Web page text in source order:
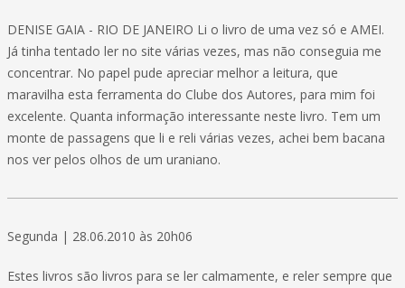
DENISE GAIA - RIO DE JANEIRO Li o livro de uma vez só e AMEI.
Já tinha tentado ler no site várias vezes, mas não conseguia me
concentrar. No papel pude apreciar melhor a leitura, que
maravilha esta ferramenta do Clube dos Autores, para mim foi
excelente. Quanta informação interessante neste livro. Tem um
monte de passagens que li e reli várias vezes, achei bem bacana
nos ver pelos olhos de um uraniano.
Segunda | 28.06.2010 às 20h06
Estes livros são livros para se ler calmamente, e reler sempre que